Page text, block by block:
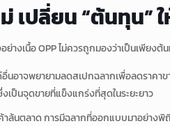
เปลี่ยน “ต้นทุน”
างเนื้อ OPP ไม่ควรถูกมองว่าเป็นเพียง
นอาจพยายามลดสเปกฉลากเพื่อลดราค
เป็นจุดขายที่แข็งแกร่งที่สุดในระยะยาว
าล้นตลาด การมีฉลากที่ออกแบบมาอย่าง